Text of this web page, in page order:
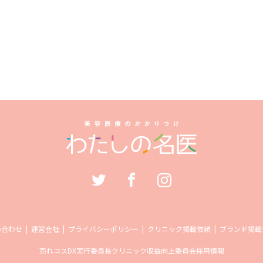
わせ 運営会社 プライバシーポリシー クリニック掲載依頼 ブランド掲
売れコスDX実行委員長クリニック収益向上委員会採用情報